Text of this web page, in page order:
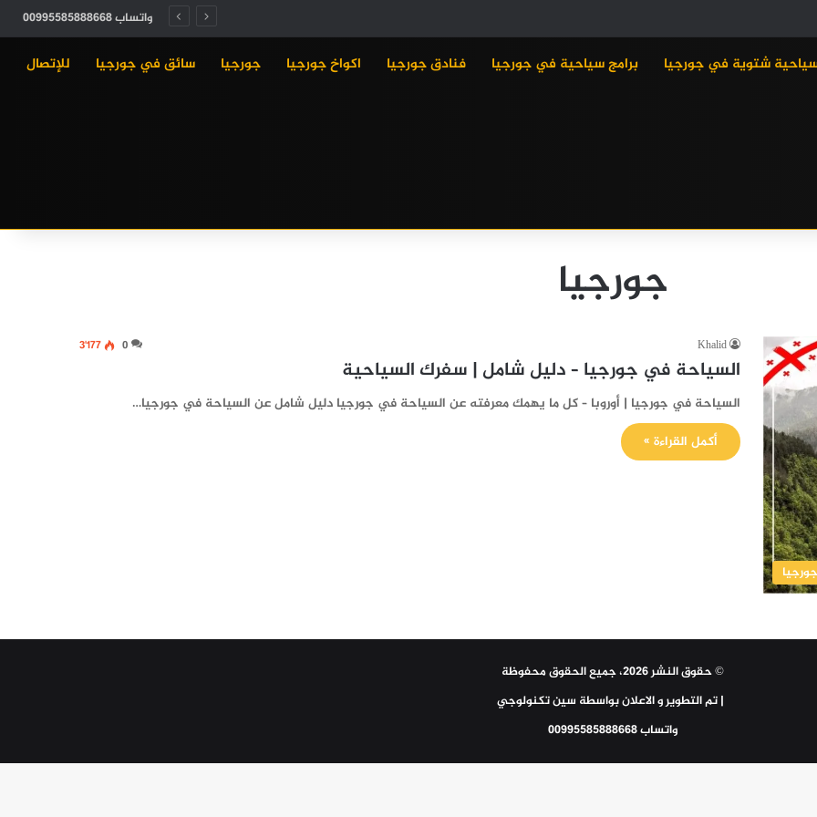
واتساب 00995585888668
شتوية في جورجيا برامج سياحية في جورجيا فنادق جورجيا اكواخ جورجيا جورجيا سائق في جورجيا للإتصال
جورجيا
جورجيا
Khalid
0 3٬177
السياحة في جورجيا – دليل شامل | سفرك السياحية
السياحة في جورجيا | أوروبا – كل ما يهمك معرفته عن السياحة في جورجيا دليل شامل عن السياحة في جورجيا…
أكمل القراءة »
© حقوق النشر 2026، جميع الحقوق محفوظة
| تم التطوير و الاعلان بواسطة سين تكنولوجي
واتساب 00995585888668